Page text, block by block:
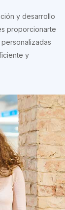
y desarrollo
proporcionarte
y